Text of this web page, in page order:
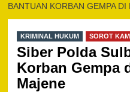
BANTUAN KORBAN GEMPA
KRIMINAL HUKUM SOROT
Siber Polda
Korban Gempa
Majene